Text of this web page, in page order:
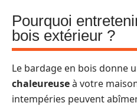
Pourquoi
bois extérieur ?
Le bardage en bois donne
chaleureuseà votre
intempéries peuvent